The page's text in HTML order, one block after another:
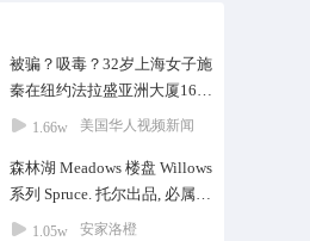
被骗？吸毒？32岁上海女子施
秦在纽约法拉盛亚洲大厦16楼
公寓跳楼自杀，当场死亡
1.66w 美国华人视频新闻
森林湖 Meadows 楼盘 Willows
系列 Spruce. 托尔出品, 必属精
品户型十一
1.05w 安家洛橙